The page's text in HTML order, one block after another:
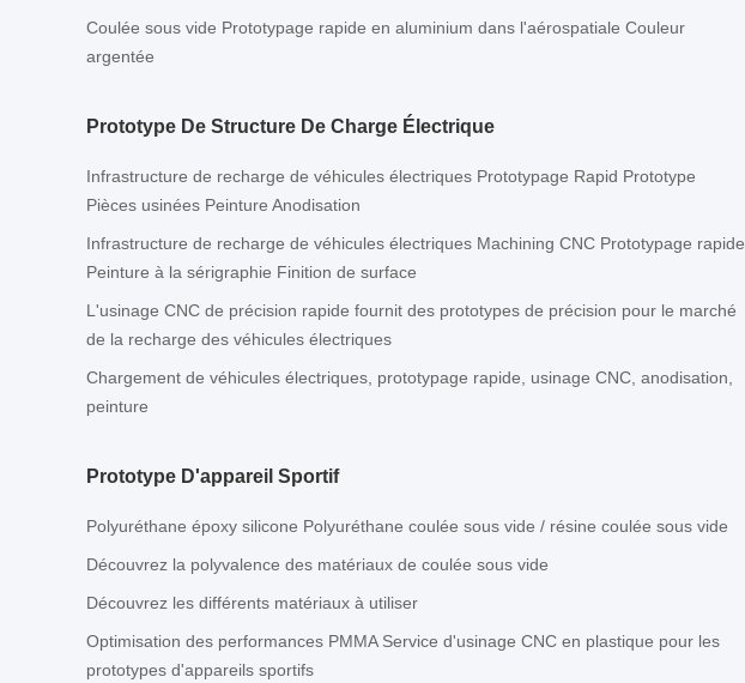
Coulée sous vide Prototypage rapide en aluminium dans l'aérospatiale Couleur
argentée
Prototype De Structure De Charge Électrique
Infrastructure de recharge de véhicules électriques Prototypage Rapid Prototype
Pièces usinées Peinture Anodisation
Infrastructure de recharge de véhicules électriques Machining CNC Prototypage rapide
Peinture à la sérigraphie Finition de surface
L'usinage CNC de précision rapide fournit des prototypes de précision pour le marché
de la recharge des véhicules électriques
Chargement de véhicules électriques, prototypage rapide, usinage CNC, anodisation,
peinture
Prototype D'appareil Sportif
Polyuréthane époxy silicone Polyuréthane coulée sous vide / résine coulée sous vide
Découvrez la polyvalence des matériaux de coulée sous vide
Découvrez les différents matériaux à utiliser
Optimisation des performances PMMA Service d'usinage CNC en plastique pour les
prototypes d'appareils sportifs